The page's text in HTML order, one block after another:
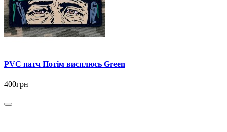
PVC патч Потім висплюсь Green
400грн